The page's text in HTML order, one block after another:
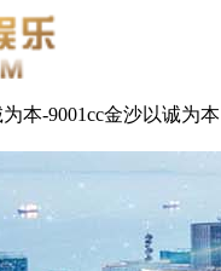
本-9001cc金沙以诚为本